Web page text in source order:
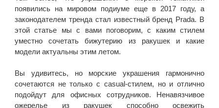
появились на мировом подиуме еще в 2017 году, а
законодателем тренда стал известный бренд Prada. В
этой статье мы с вами поговорим, с каким стилем
уместно сочетать бижутерию из ракушек и какие
модели актуальны этим летом.
Вы удивитесь, но морские украшения гармонично
сочетаются не только с casual-стилем, но и отлично
подойдут для офисных сотрудников. Ненавязчивое
ожерелье из ракушек способно освежить